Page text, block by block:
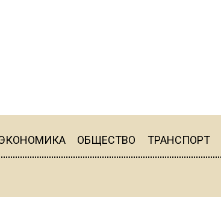
ОБЩЕСТВО ТРАНСПОРТ